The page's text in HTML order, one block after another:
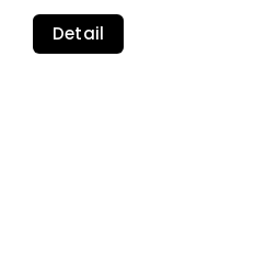
Detail